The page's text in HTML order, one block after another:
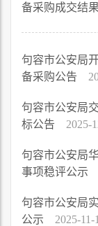
备采购成交结
句容市公安局
备采购公告
句容市公安局
标公告
2025-
句容市公安局
事项稳评公示
句容市公安局
公示
2025-11-